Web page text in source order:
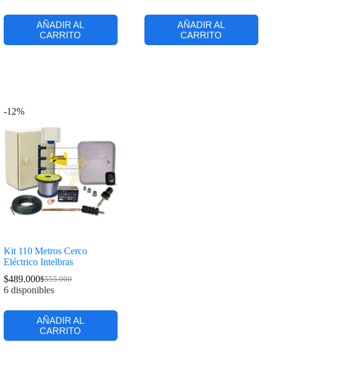
AÑADIR AL
CARRITO
AÑADIR AL
CARRITO
-12%
Kit 110 Metros Cerco
Eléctrico Intelbras
$555.000
$489.000
6 disponibles
AÑADIR AL
CARRITO